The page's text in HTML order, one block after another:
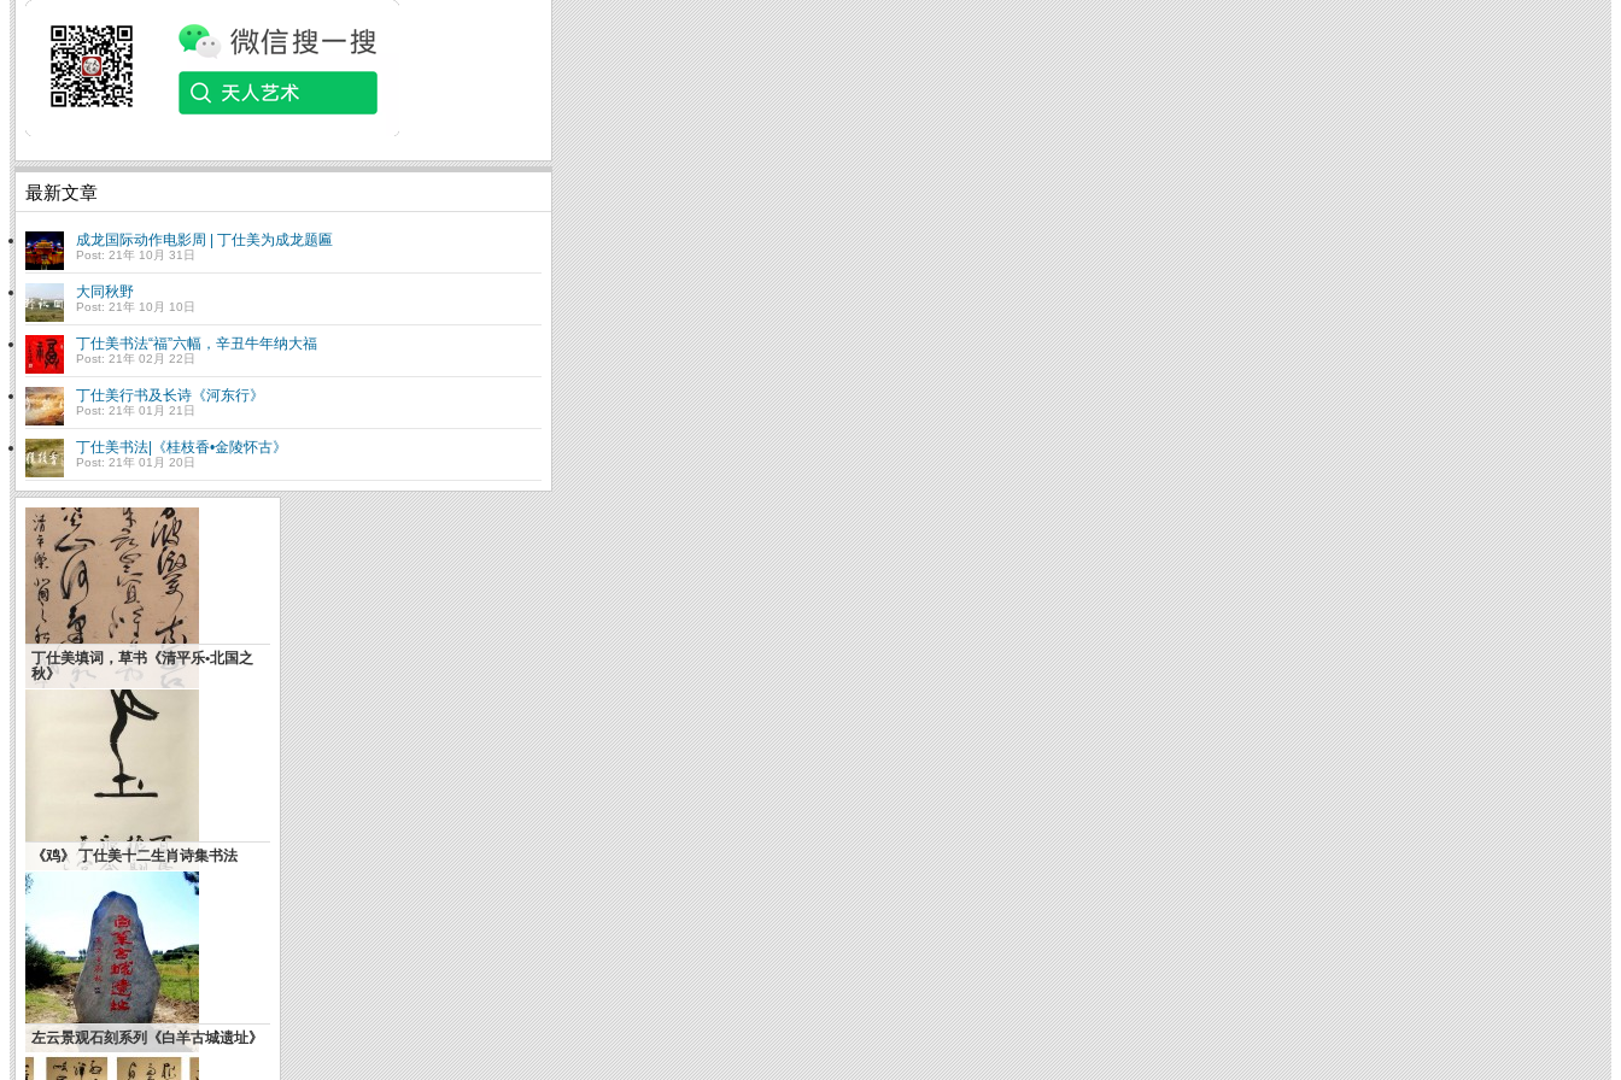
最新文章
成龙国际动作电影周 | 丁仕美为成龙题匾
Post: 21年 10月 31日
大同秋野
Post: 21年 10月 10日
丁仕美书法“福”六幅，辛丑牛年纳大福
Post: 21年 02月 22日
丁仕美行书及长诗《河东行》
Post: 21年 01月 21日
丁仕美书法|《桂枝香•金陵怀古》
Post: 21年 01月 20日
丁仕美填词，草书《清平乐•北国之
秋》
《鸡》 丁仕美十二生肖诗集书法
左云景观石刻系列《白羊古城遗址》
肖云儒自说——书法程式与生命表达